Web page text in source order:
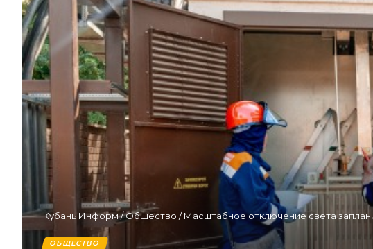
Кубань Информ/Общество /Масштабное отключение света
ОБЩЕСТВО